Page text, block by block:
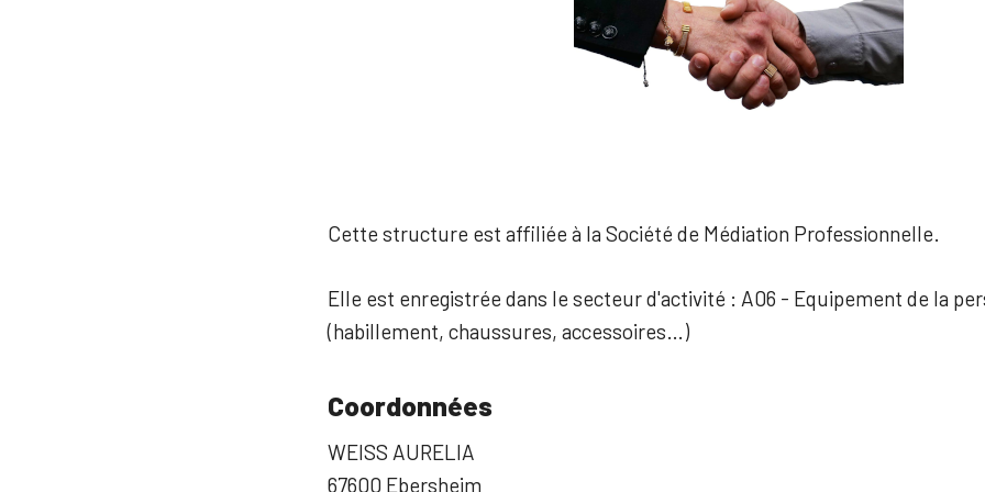
Cette structure est affiliée à la Société de Médiation Professionnelle.
Elle est enregistrée dans le secteur d'activité : A06 - Equipement de la
(habillement, chaussures, accessoires…)
Coordonnées
WEISS AURELIA
67600 Ebersheim